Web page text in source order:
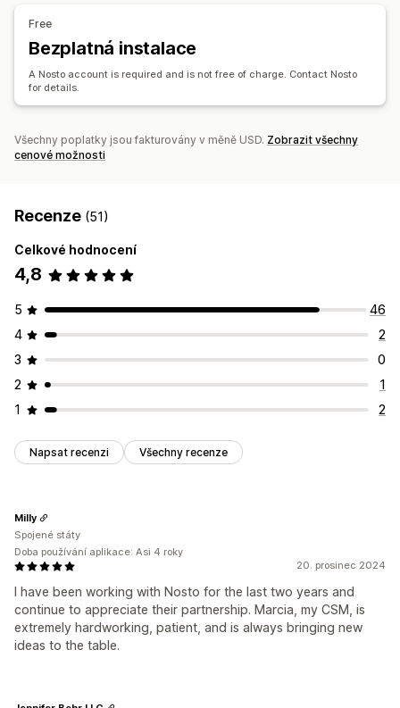
Vlastní styly
Zobrazení filtru
Stránka výsledků hledání
Analytika
Analytika v reálném čase Přehledy chování
Vyhledávací dotazy
Často nakupované společně
Doporučení pomocí AI
A/​B testování Míry prokliku Konverzní poměry
Výkonnost doporučení
Free
Bezplatná instalace
A Nosto account is required and is not free of charge. Contact Nosto
for details.
Všechny poplatky jsou fakturovány v měně USD. Zobrazit všechny
cenové možnosti
Recenze (51)
Celkové hodnocení
4,8
5
46
4
2
3
0
2
1
1
2
Napsat recenzi Všechny recenze
20. prosinec 2024
I have been working with Nosto for the last two years and
continue to appreciate their partnership. Marcia, my CSM, is
extremely hardworking, patient, and is always bringing new
ideas to the table.
Milly
Spojené státy
Doba používání aplikace: Asi 4 roky